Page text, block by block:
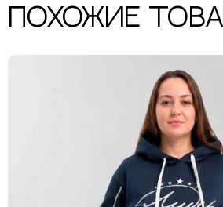
Похожие